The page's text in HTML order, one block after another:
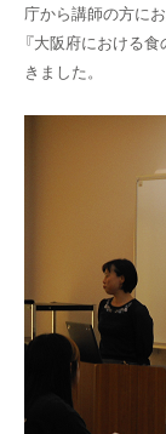
庁から講師の方にお
『大阪府における
きました。